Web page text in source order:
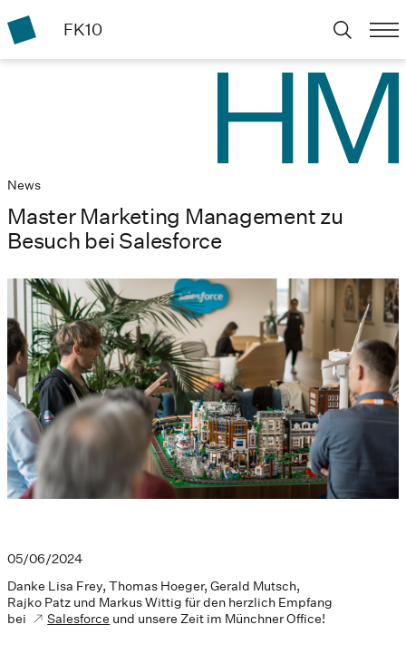
FK10
News
Master Marketing Management zu
Besuch bei Salesforce
05/06/2024
Danke Lisa Frey, Thomas Hoeger, Gerald Mutsch,
Rajko Patz und Markus Wittig für den herzlich Empfang
bei
Salesforce und unsere Zeit im Münchner Office!